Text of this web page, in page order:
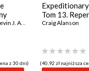
J. Anderson
z 30 dni)
Tom 13.
Craig Alanson
(40,92 zł najniższa